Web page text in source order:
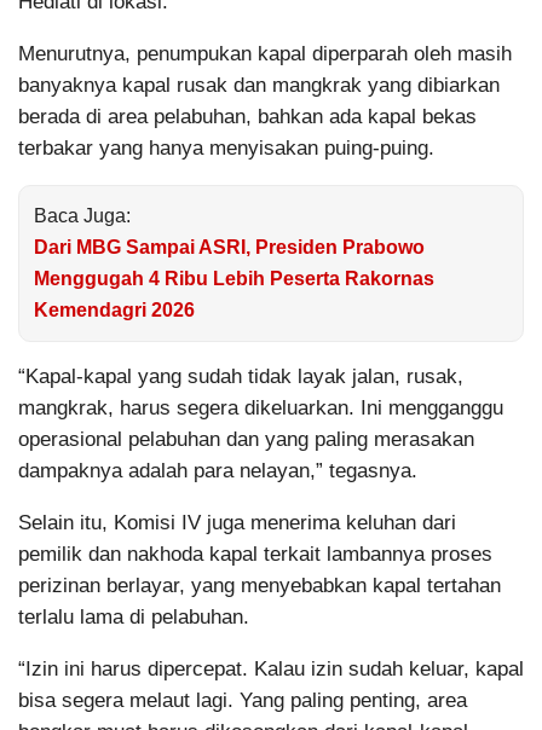
Menurutnya, penumpukan kapal diperparah oleh masih
banyaknya kapal rusak dan mangkrak yang dibiarkan
berada di area pelabuhan, bahkan ada kapal bekas
terbakar yang hanya menyisakan puing-puing.
Baca Juga:
Dari MBG Sampai ASRI, Presiden Prabowo
Menggugah 4 Ribu Lebih Peserta Rakornas
Kemendagri 2026
“Kapal-kapal yang sudah tidak layak jalan, rusak,
mangkrak, harus segera dikeluarkan. Ini mengganggu
operasional pelabuhan dan yang paling merasakan
dampaknya adalah para nelayan,” tegasnya.
Selain itu, Komisi IV juga menerima keluhan dari
pemilik dan nakhoda kapal terkait lambannya proses
perizinan berlayar, yang menyebabkan kapal tertahan
terlalu lama di pelabuhan.
“Izin ini harus dipercepat. Kalau izin sudah keluar, kapal
bisa segera melaut lagi. Yang paling penting, area